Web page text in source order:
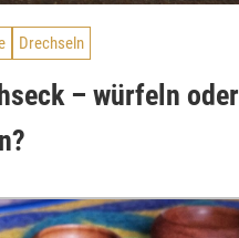
Drechseln
– würfeln oder